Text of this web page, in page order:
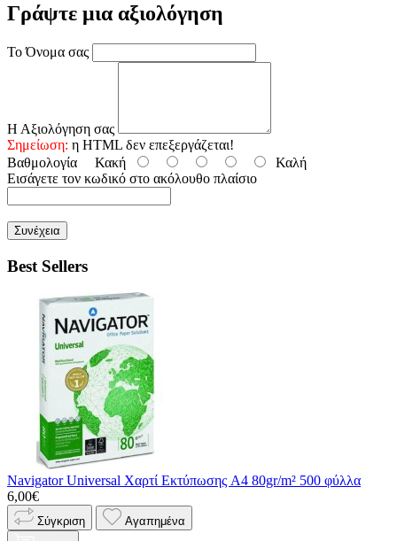
Γράψτε μια αξιολόγηση
Το Όνομα σας
Η Αξιολόγηση σας
Σημείωση: η HTML δεν επεξεργάζεται!
Βαθμολογία Κακή
Καλή
Εισάγετε τον κωδικό στο ακόλουθο πλαίσιο
Συνέχεια
Best Sellers
Navigator Universal Χαρτί Εκτύπωσης A4 80gr/m² 500 φύλλα
6,00€
Σύγκριση Αγαπημένα